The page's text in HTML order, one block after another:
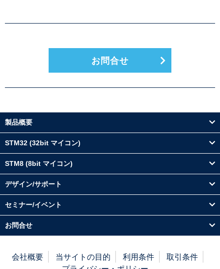
お問合せ
製品概要
STM32 (32bit マイコン)
STM8 (8bit マイコン)
デザイン/サポート
セミナー/イベント
お問合せ
会社概要 当サイトの目的 利用条件
取引条件